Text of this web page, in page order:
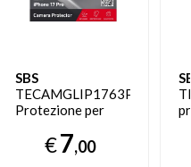
SBS
TECAMGLIP1763P
Protezione per
fotocamera iphone
17 pro 1 pz
€7,00